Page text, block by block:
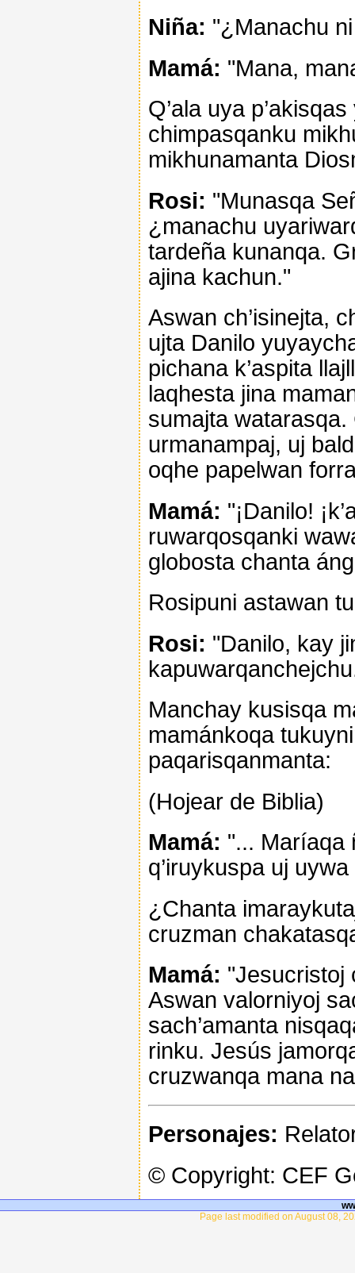
Niña: "¿Manachu
Mamá: "Mana,
Q’ala uya
chimpasqanku
mikhunamanta
Rosi: "Munasqa
¿manachu
tardeña kunanqa.
ajina kachun."
Aswan ch’isinejta,
ujta Danilo
pichana k’aspita
laqhesta jina
sumajta watarasqa.
urmanampaj, uj
oqhe papelwan
Mamá: "¡Danilo!
ruwarqosqanki
globosta chanta
Rosipuni astawan
Rosi: "Danilo, kay
Manchay kusisqa
mamánkoqa
paqarisqanmanta:
(Hojear de Biblia)
Mamá: "... Maríaqa
q’iruykuspa uj
¿Chanta
cruzman
Mamá: "Jesucristoj
Aswan valorniyoj
sach’amanta
rinku. Jesús
cruzwanqa mana
Personajes:
© Copyright: CEF
Page last modified on August 08,